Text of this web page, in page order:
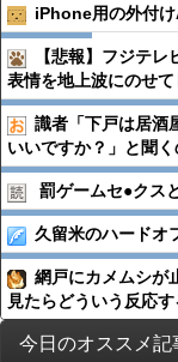
iPhone用の外付
【悲報】フジテ
表情を地上波にのせ
識者「下戸は居酒
いいですか？」と聞く
罰ゲームセ●︎クス
久留米のハードオ
網戸にカメムシが
見たらどういう反応
今日のオススメ記